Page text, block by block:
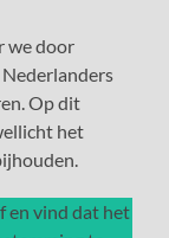
we door
Op dit
het
en vind dat het